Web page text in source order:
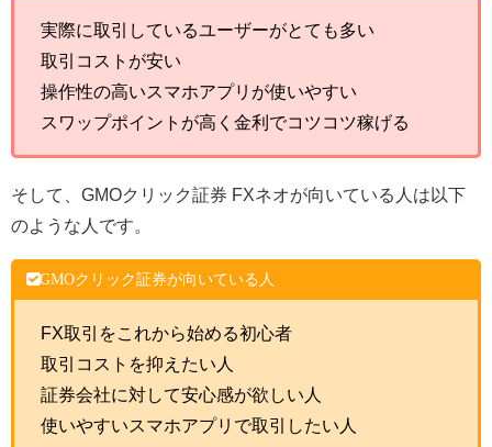
実際に取引しているユーザーがとても多い
取引コストが安い
操作性の高いスマホアプリが使いやすい
スワップポイントが高く金利でコツコツ稼げる
そして、GMOクリック証券 FXネオが向いている人は以下
のような人です。
GMOクリック証券が向いている人
FX取引をこれから始める初心者
取引コストを抑えたい人
証券会社に対して安心感が欲しい人
使いやすいスマホアプリで取引したい人